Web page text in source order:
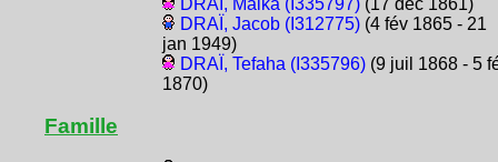
DRAÏ, Malka (I335797)(17 déc 1861)
DRAÏ, Jacob (I312775)(4 fév 1865 - 21
jan 1949)
DRAÏ, Tefaha (I335796)(9 juil 1868 - 5
1870)
Famille